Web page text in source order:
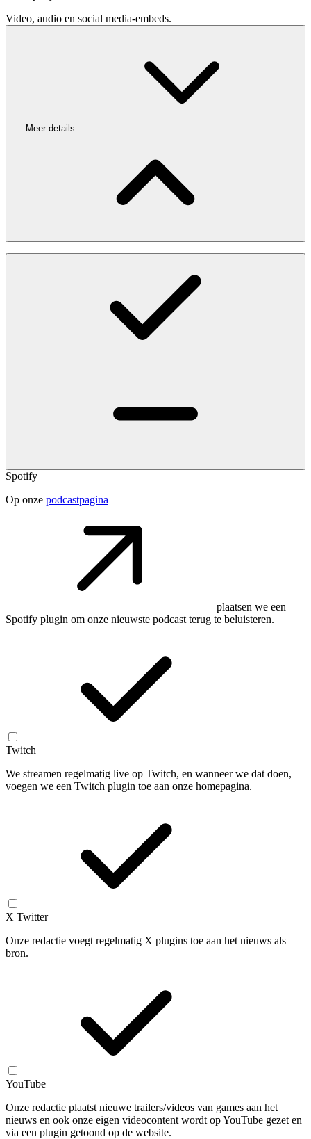
Video, audio en social media-embeds.
Meer details
Spotify
Op onze podcastpagina
plaatsen we een
Spotify plugin om onze nieuwste podcast terug te beluisteren.
Twitch
We streamen regelmatig live op Twitch, en wanneer we dat doen,
voegen we een Twitch plugin toe aan onze homepagina.
X Twitter
Onze redactie voegt regelmatig X plugins toe aan het nieuws als
bron.
YouTube
Onze redactie plaatst nieuwe trailers/videos van games aan het
nieuws en ook onze eigen videocontent wordt op YouTube gezet en
via een plugin getoond op de website.